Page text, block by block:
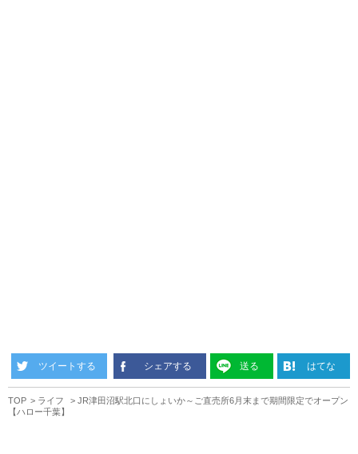
ツイートする シェアする 送る はてな
TOP ライフ
JR津田沼駅北口にしょいか～ご直売所6月末まで期間限定でオープン
【ハロー千葉】